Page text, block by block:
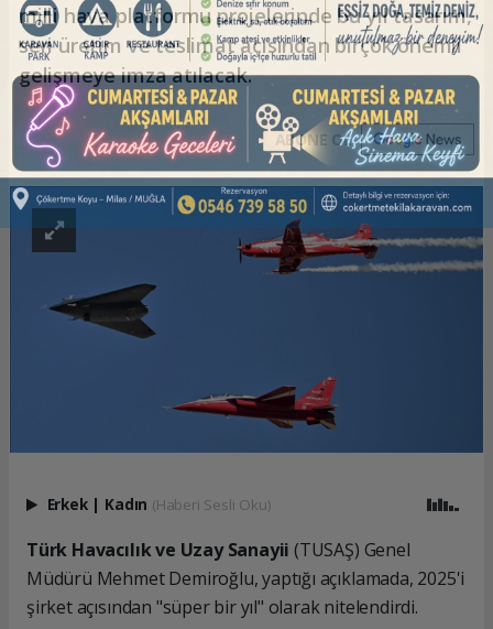
milli hava platformu projelerinde bu yıl tasarım,
seri üretim ve teslimat açısından birçok önemli
gelişmeye imza atılacak.
ABONE OL
Erkek | Kadın (Haberi Sesli Oku)
Türk Havacılık ve Uzay Sanayii (TUSAŞ) Genel
Müdürü Mehmet Demiroğlu, yaptığı açıklamada, 2025'i
şirket açısından "süper bir yıl" olarak nitelendirdi.